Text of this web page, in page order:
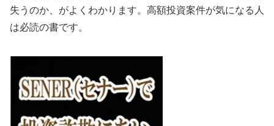
失うのか、がよくわかります。高額投資案件が気になる人
は必読の書です。